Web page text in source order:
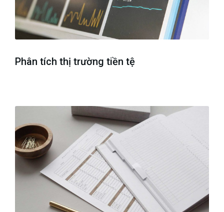
Phân tích thị trường tiền tệ